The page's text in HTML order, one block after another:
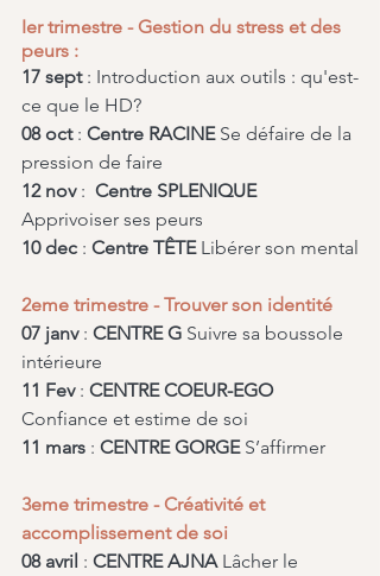
Ier trimestre - Gestion du stress et des
peurs :
17 sept : Introduction aux outils : qu'est-
ce que le HD?
08 oct : Centre RACINE Se défaire de la
pression de faire
12 nov : Centre SPLENIQUE
Apprivoiser ses peurs
10 dec : Centre TÊTE Libérer son mental
2eme trimestre - Trouver son identité
07 janv : CENTRE G Suivre sa boussole
intérieure
11 Fev : CENTRE COEUR-EGO
Confiance et estime de soi
11 mars : CENTRE GORGE S’affirmer
3eme trimestre - Créativité et
accomplissement de soi
08 avril : CENTRE AJNA Lâcher le